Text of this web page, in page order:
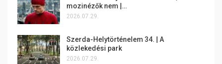
mozinézők nem |…
2026.07.29.
Szerda-Helytörténelem 34. | A
közlekedési park
2026.07.29.